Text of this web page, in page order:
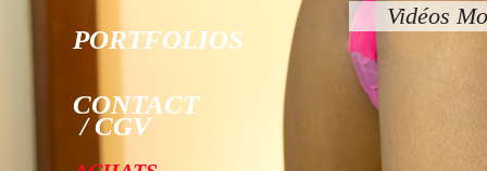
PORTFOLIOS
CONTACT
/ CGV
Vidéos